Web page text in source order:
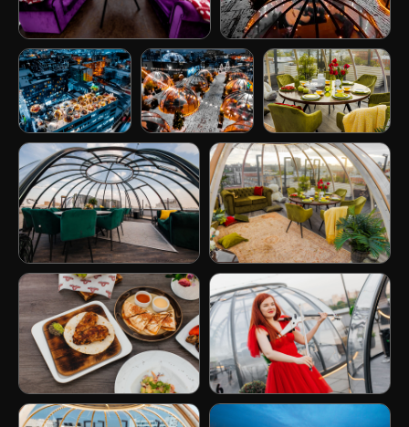
ЖДЕМ ВАСВ ГОСТИ
+7 (863) 322-65-06
Обратный звонок